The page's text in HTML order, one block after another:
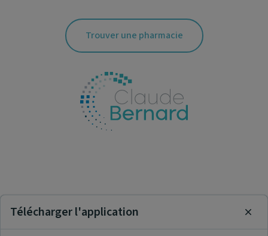
Trouver une pharmacie
Télécharger l'application